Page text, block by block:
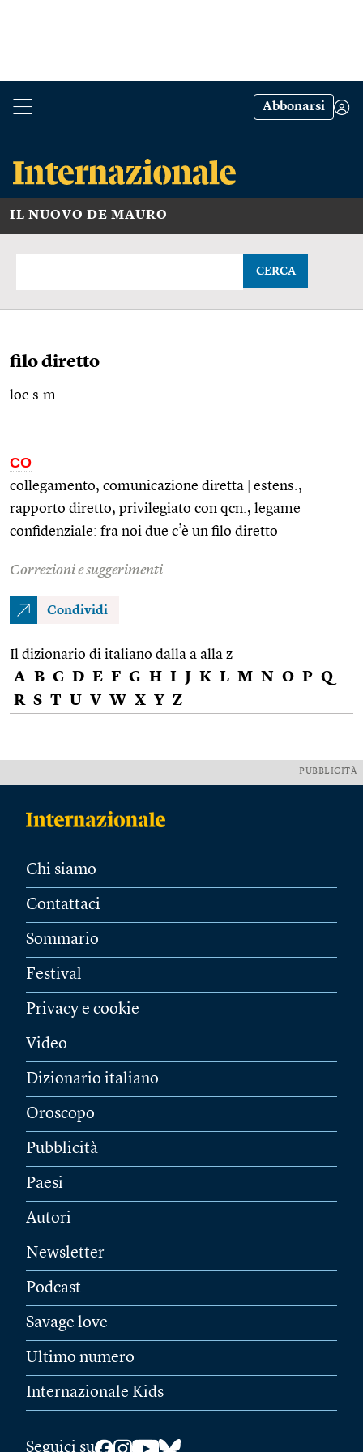
Abbonarsi
IL NUOVO DE MAURO
CERCA
filo diretto
loc.s.m.
CO
collegamento, comunicazione diretta estens. ,
rapporto diretto, privilegiato con qcn. , legame
confidenziale: fra noi due c’è un filo diretto
Correzioni e suggerimenti
Condividi
Il dizionario di italiano dalla a alla z
A B C D E F G H I J K L M N O P Q
R S T U V W X Y Z
PUBBLICITÀ
Chi siamo
Contattaci
Sommario
Festival
Privacy e cookie
Video
Dizionario italiano
Oroscopo
Pubblicità
Paesi
Autori
Newsletter
Podcast
Savage love
Ultimo numero
Internazionale Kids
Seguici su